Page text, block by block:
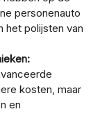
personenauto
het polijsten van
kosten, maar
en